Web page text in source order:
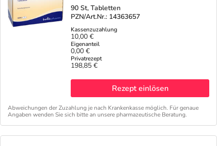
90 St, Tabletten
PZN/Art.Nr.: 14363657
10,00 €
0,00 €
198,85 €
Rezept einlösen
Abweichungen der Zuzahlung je nach Krankenkasse möglich. Für genaue
Angaben wenden Sie sich bitte an unsere pharmazeutische Beratung.